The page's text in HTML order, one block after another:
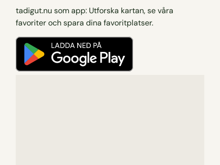
tadigut.nu som app: Utforska kartan, se våra
favoriter och spara dina favoritplatser.